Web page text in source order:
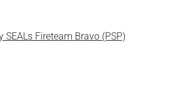
SEALs Fireteam Bravo (PSP)